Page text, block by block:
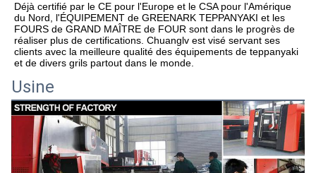
Déjà certifié par le CE pour l'Europe et le CSA pour l'Amérique
du Nord, l'ÉQUIPEMENT de GREENARK TEPPANYAKI et les
FOURS de GRAND MAÎTRE de FOUR sont dans le progrès de
réaliser plus de certifications. Chuanglv est visé servant ses
clients avec la meilleure qualité des équipements de teppanyaki
et de divers grils partout dans le monde.
Usine